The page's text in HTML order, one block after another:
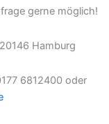
gerne möglich!
Hamburg
6812400 oder